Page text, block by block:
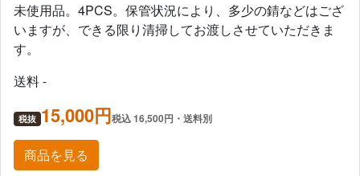
未使用品。4PCS。保管状況により、多少の錆などはござ
いますが、できる限り清掃してお渡しさせていただきま
す。
送料 -
税抜 15,000円税込 16,500円・送料別
商品を見る